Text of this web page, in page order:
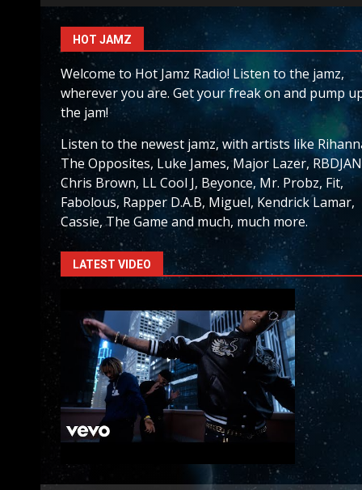
HOT JAMZ
Welcome to Hot Jamz Radio! Listen to the jamz,
wherever you are. Get your freak on and pump
the jam!
Listen to the newest jamz, with artists like
The Opposites, Luke James, Major Lazer,
Chris Brown, LL Cool J, Beyonce, Mr. Probz, Fit,
Fabolous, Rapper D.A.B, Miguel, Kendrick Lamar,
Cassie, The Game and much, much more.
LATEST VIDEO